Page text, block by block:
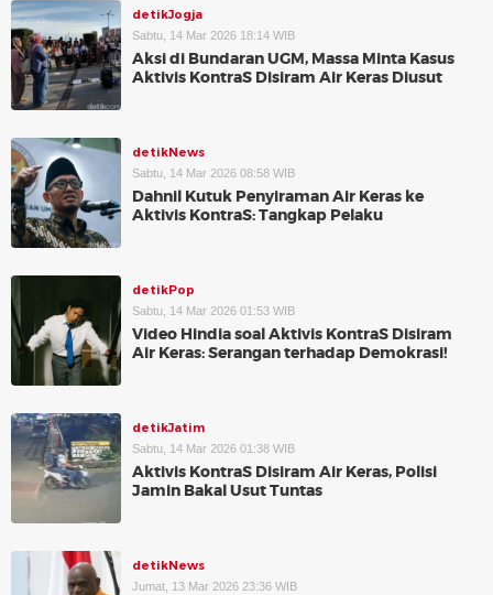
detikJogja
Sabtu, 14 Mar 2026 18:14 WIB
Aksi di Bundaran UGM, Massa Minta Kasus
Aktivis KontraS Disiram Air Keras Diusut
detikNews
Sabtu, 14 Mar 2026 08:58 WIB
Dahnil Kutuk Penyiraman Air Keras ke
Aktivis KontraS: Tangkap Pelaku
detikPop
Sabtu, 14 Mar 2026 01:53 WIB
Video Hindia soal Aktivis KontraS Disiram
Air Keras: Serangan terhadap Demokrasi!
detikJatim
Sabtu, 14 Mar 2026 01:38 WIB
Aktivis KontraS Disiram Air Keras, Polisi
Jamin Bakal Usut Tuntas
detikNews
Jumat, 13 Mar 2026 23:36 WIB